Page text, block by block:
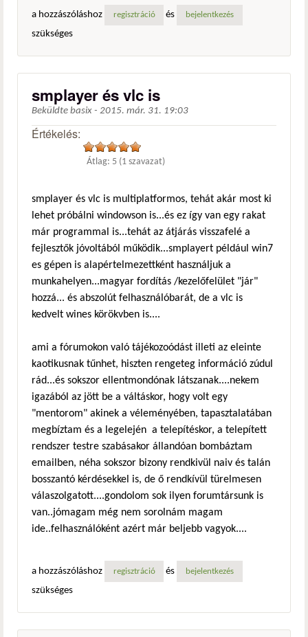
a hozzászóláshoz regisztráció és bejelentkezés
szükséges
smplayer és vlc is
Beküldte basix - 2015. már. 31. 19:03
Értékelés:
Átlag: 5 (1 szavazat)
smplayer és vlc is multiplatformos, tehát akár most ki
lehet próbálni windowson is...és ez így van egy rakat
már programmal is...tehát az átjárás visszafelé a
fejlesztők jóvoltából működik...smplayert például win7
es gépen is alapértelmezettként használjuk a
munkahelyen...magyar fordítás /kezelőfelület "jár"
hozzá... és abszolút felhasználóbarát, de a vlc is
kedvelt wines körökvben is....
ami a fórumokon való tájékozoódást illeti az eleinte
kaotikusnak tűnhet, hiszten rengeteg információ zúdul
rád...és sokszor ellentmondónak látszanak....nekem
igazából az jött be a váltáskor, hogy volt egy
"mentorom" akinek a véleményében, tapasztalatában
megbíztam és a legelején a telepítéskor, a telepített
rendszer testre szabásakor állandóan bombáztam
emailben, néha sokszor bizony rendkivül naiv és talán
bosszantó kérdésekkel is, de ő rendkívül türelmesen
válaszolgatott....gondolom sok ilyen forumtársunk is
van..jómagam még nem sorolnám magam
ide..felhasználóként azért már beljebb vagyok....
a hozzászóláshoz regisztráció és bejelentkezés
szükséges